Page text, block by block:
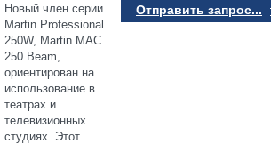
Новый член серии
Martin Professional
250W, Martin MAC
250 Beam,
ориентирован на
использование в
театрах и
телевизионных
студиях. Этот
Отправить запрос...